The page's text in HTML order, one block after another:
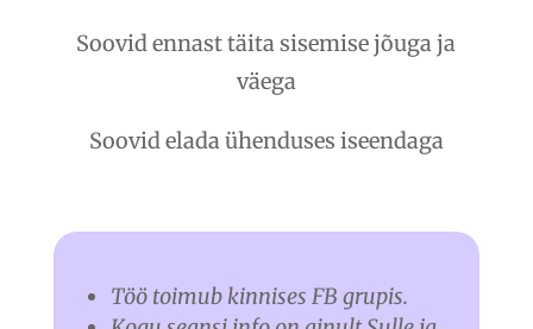
Soovid ennast täita sisemise jõuga ja
väega
Soovid elada ühenduses iseendaga
Töö toimub kinnises FB grupis.